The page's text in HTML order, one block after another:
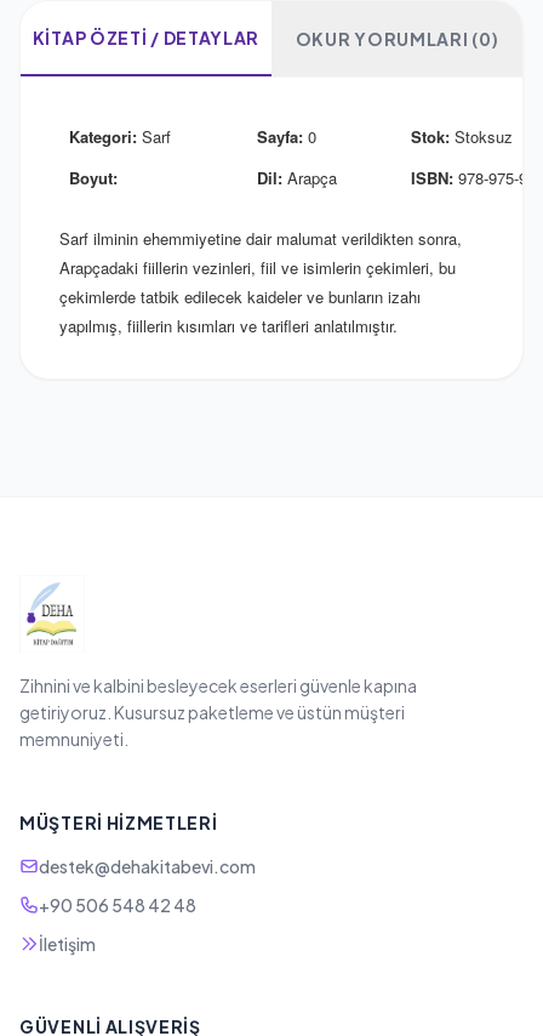
KITAP ÖZETI / DETAYLAR OKUR YORUMLARI (0)
Kategori: Sarf Sayfa: 0 Stok: Stoksuz
Boyut:
Dil: Arapça ISBN: 978-975-
Sarf ilminin ehemmiyetine dair malumat verildikten sonra,
Arapçadaki fiillerin vezinleri, fiil ve isimlerin çekimleri, bu
çekimlerde tatbik edilecek kaideler ve bunların izahı
yapılmış, fiillerin kısımları ve tarifleri anlatılmıştır.
Zihnini ve kalbini besleyecek eserleri güvenle kapına
getiriyoruz. Kusursuz paketleme ve üstün müşteri
memnuniyeti.
MÜŞTERI HIZMETLERI
destek@dehakitabevi.com
+90 506 548 42 48
İletişim
GÜVENLI ALIŞVERIŞ